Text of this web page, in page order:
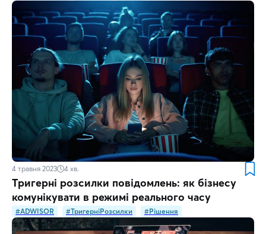
4 травня 2023 4 хв.
Тригерні розсилки повідомлень: як бізнесу
комунікувати в режимі реального часу
#ADWISOR #ТригерніРозсилки #Рішення